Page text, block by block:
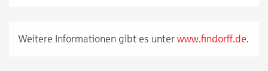
Weitere Informationen gibt es unter www.findorff.de.